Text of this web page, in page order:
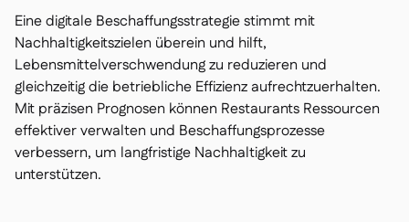
Eine digitale Beschaffungsstrategie stimmt mit
Nachhaltigkeitszielen überein und hilft,
Lebensmittelverschwendung zu reduzieren und
gleichzeitig die betriebliche Effizienz aufrechtzuerhalten.
Mit präzisen Prognosen können Restaurants Ressourcen
effektiver verwalten und Beschaffungsprozesse
verbessern, um langfristige Nachhaltigkeit zu
unterstützen.